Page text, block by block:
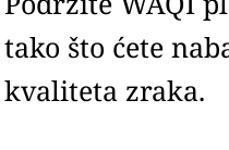
tako što ćete
kvaliteta zraka.